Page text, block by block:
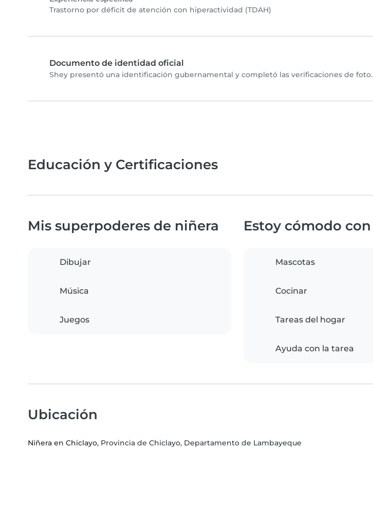
Trastorno por déficit de atención con hiperactividad (TDAH)
Documento de identidad oficial
Shey presentó una identificación gubernamental y completó las verificaciones de foto.
Educación y Certificaciones
Mis superpoderes de niñera
Dibujar
Música
Juegos
Estoy cómodo con
Mascotas
Cocinar
Tareas del hogar
Ayuda con la tarea
Ubicación
Niñera en Chiclayo, Provincia de Chiclayo, Departamento de Lambayeque